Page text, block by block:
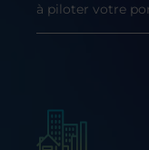
à piloter votre